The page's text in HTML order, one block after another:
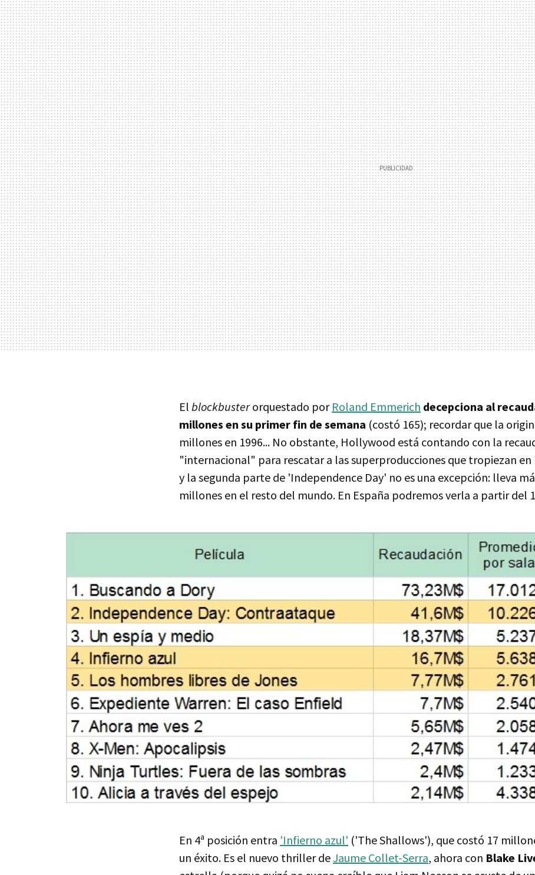
El blockbusterorquestado por Roland Emmerich decepciona al
millones en su primer fin de semana (costó 165); recordar que la
millones en 1996... No obstante, Hollywood está contando con la
"internacional" para rescatar a las superproducciones que tropiezan en
y la segunda parte de 'Independence Day' no es una excepción: lleva
millones en el resto del mundo. En España podremos verla a partir del
En 4ª posición entra 'Infierno azul' ('The Shallows'), que costó 17
un éxito. Es el nuevo thriller deJaume Collet-Serra, ahora con Blake